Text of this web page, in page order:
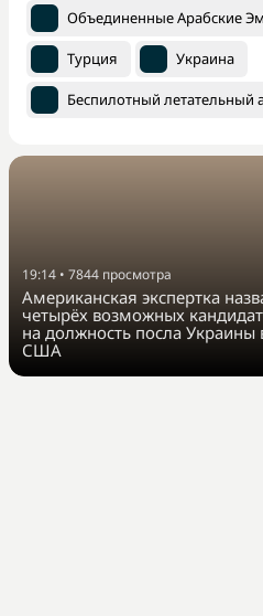
Объединенные Арабские
Турция Украина
Беспилотный летательный
19:14 • 7844 просмотра
Американская экспертка
четырёх возможных
на должность посла Украины
США